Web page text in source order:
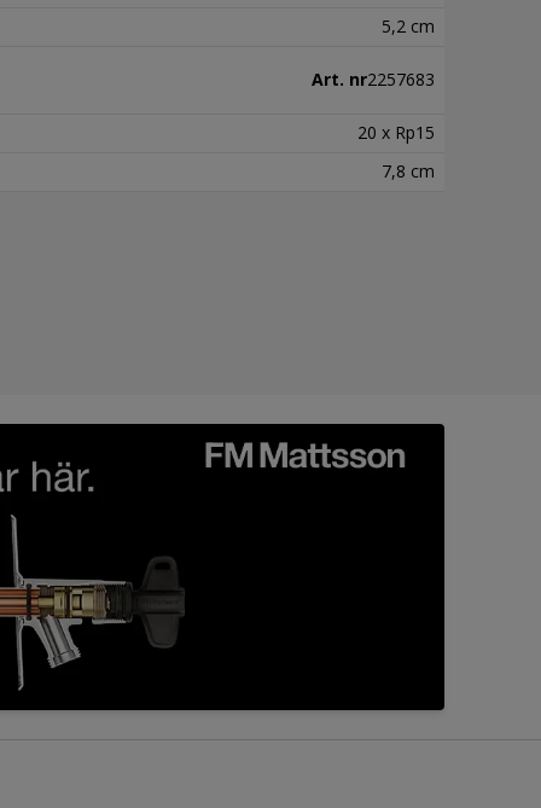
5,2 cm
Art. nr2257683
20 x Rp15
7,8 cm